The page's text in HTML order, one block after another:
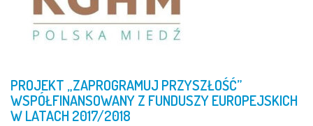
PROJEKT „ZAPROGRAMUJ PRZYSZŁOŚĆ”
WSPÓŁFINANSOWANYZ FUNDUSZYEUROPEJSKICH
WLATACH2017/2018